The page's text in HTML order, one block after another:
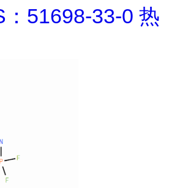
51698-33-0 热